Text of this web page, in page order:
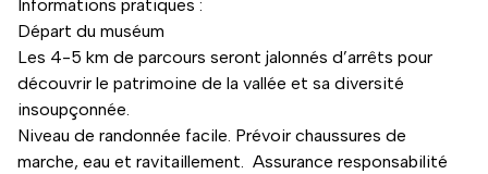
Informations pratiques :
Départ du muséum
Les 4-5 km de parcours seront jalonnés d’arrêts pour
découvrir le patrimoine de la vallée et sa diversité
insoupçonnée.
Niveau de randonnée facile. Prévoir chaussures de
marche, eau et ravitaillement. Assurance responsabilité